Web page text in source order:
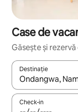
Case de
Găsește și
Destinație
Când se încarcă
Check-in